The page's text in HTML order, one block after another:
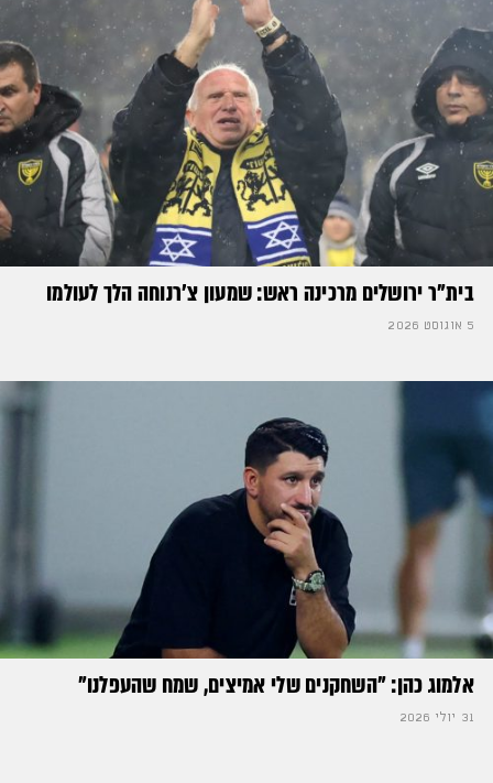
בית"ר ירושלים מרכינה ראש: שמעון צ'רנוחה הלך לעולמו
5 אוגוסט 2026
אלמוג כהן: "השחקנים שלי אמיצים, שמח שהעפלנו"
31 יולי 2026